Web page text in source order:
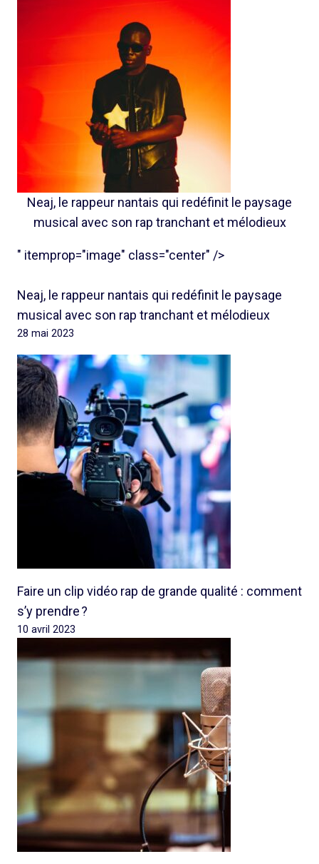
Neaj, le rappeur nantais qui redéfinit le paysage
musical avec son rap tranchant et mélodieux
" itemprop="image" class="center" />
Neaj, le rappeur nantais qui redéfinit le paysage
musical avec son rap tranchant et mélodieux
28 mai 2023
Faire un clip vidéo rap de grande qualité : comment
s’y prendre ?
10 avril 2023